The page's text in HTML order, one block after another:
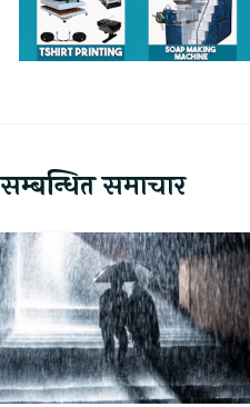
सम्बन्धित समाचार